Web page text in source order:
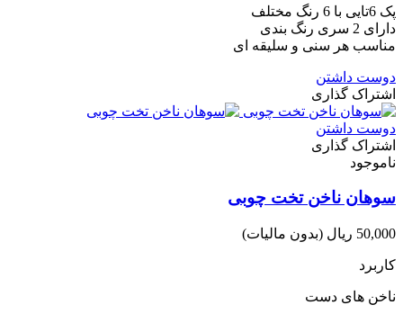
پک 6تایی با 6 رنگ مختلف
دارای 2 سری رنگ بندی
مناسب هر سنی و سلیقه ای
دوست داشتن
اشتراک گذاری
دوست داشتن
اشتراک گذاری
ناموجود
سوهان ناخن تخت چوبی
50,000 ریال (بدون مالیات)
کاربرد
ناخن های دست